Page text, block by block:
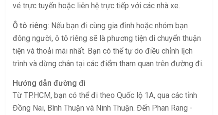
vé trực tuyến hoặc liên hệ trực tiếp với các nhà xe.
Ô tô riêng: Nếu bạn đi cùng gia đình hoặc nhóm bạn
đông người, ô tô riêng sẽ là phương tiện di chuyển thuận
tiện và thoải mái nhất. Bạn có thể tự do điều chỉnh lịch
trình và dừng chân tại các điểm tham quan trên đường đi.
Hướng dẫn đường đi
Từ TP.HCM, bạn có thể đi theo Quốc lộ 1A, qua các tỉnh
Đồng Nai, Bình Thuận và Ninh Thuận. Đến Phan Rang -